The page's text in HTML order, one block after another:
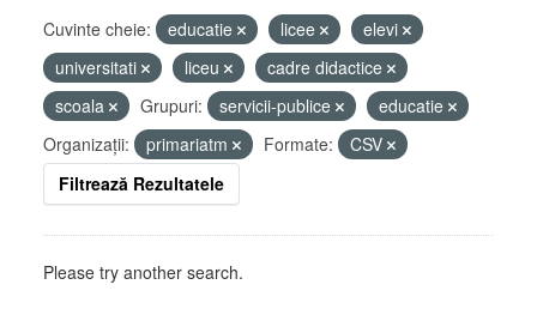
Cuvinte cheie: educatie licee
elevi
universitati
liceu
cadre didactice
scoala
Grupuri: servicii-publice
educatie
Organizații:
primariatm Formate:
CSV
Filtrează Rezultatele
Please try another search.